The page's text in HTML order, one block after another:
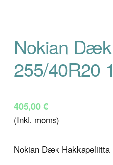
Nokian
255/40R20
405,00€
(Inkl. moms)
Nokian Dæk Hakkapeliitta